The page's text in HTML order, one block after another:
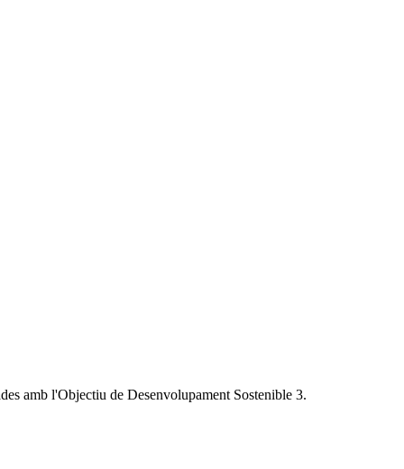
amb l'Objectiu de Desenvolupament Sostenible 3.